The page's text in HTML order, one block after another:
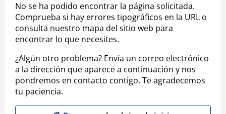
No se ha podido encontrar la página solicitada.
Comprueba si hay errores tipográficos en la URL o
consulta nuestro mapa del sitio web para
encontrar lo que necesites.
¿Algún otro problema? Envía un correo electrónico
a la dirección que aparece a continuación y nos
pondremos en contacto contigo. Te agradecemos
tu paciencia.